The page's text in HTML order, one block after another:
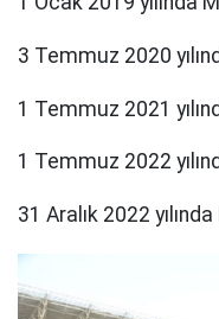
3 Temmuz 2020
1 Temmuz 2021
1 Temmuz 2022
31 Aralık 2022